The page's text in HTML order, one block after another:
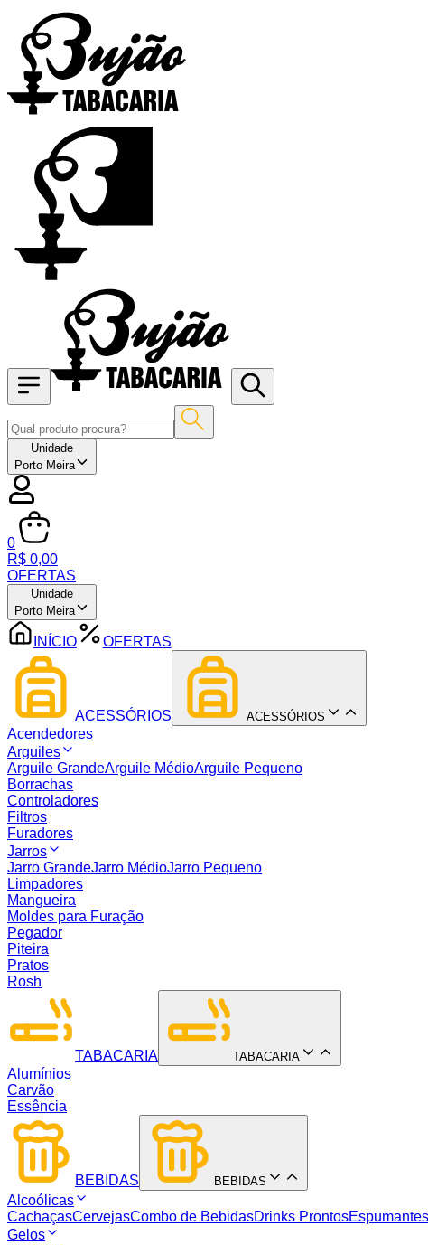
Unidade
Porto Meira
0
R$ 0,00
OFERTAS
Unidade
Porto Meira
INÍCIO OFERTAS
ACESSÓRIOS ACESSÓRIOS
Acendedores
Arguiles
Arguile GrandeArguile MédioArguile Pequeno
Borrachas
Controladores
Filtros
Furadores
Jarros
Jarro GrandeJarro MédioJarro Pequeno
Limpadores
Mangueira
Moldes para Furação
Pegador
Piteira
Pratos
Rosh
TABACARIA TABACARIA
Alumínios
Carvão
Essência
BEBIDAS BEBIDAS
Alcoólicas
CachaçasCervejasCombo de BebidasDrinks ProntosEspumantes
Gelos